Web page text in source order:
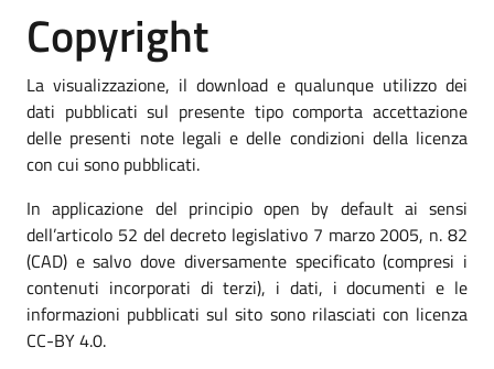
Copyright
La visualizzazione, il download e qualunque utilizzo dei
dati pubblicati sul presente tipo comporta accettazione
delle presenti note legali e delle condizioni della licenza
con cui sono pubblicati.
In applicazione del principio open by default ai sensi
dell’articolo 52 del decreto legislativo 7 marzo 2005, n. 82
(CAD) e salvo dove diversamente specificato (compresi i
contenuti incorporati di terzi), i dati, i documenti e le
informazioni pubblicati sul sito sono rilasciati con licenza
CC-BY 4.0.